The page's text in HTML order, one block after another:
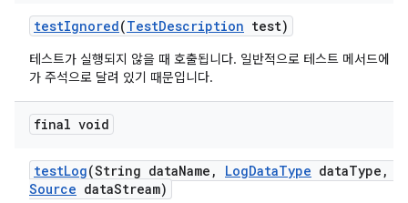
testIgnored(TestDescription test)
테스트가 실행되지 않을 때 호출됩니다. 일반적으로 테스트 메서드에
가 주석으로 달려 있기 때문입니다.
final void
testLog(String dataName , LogDataType dataType ,
Source dataStream)